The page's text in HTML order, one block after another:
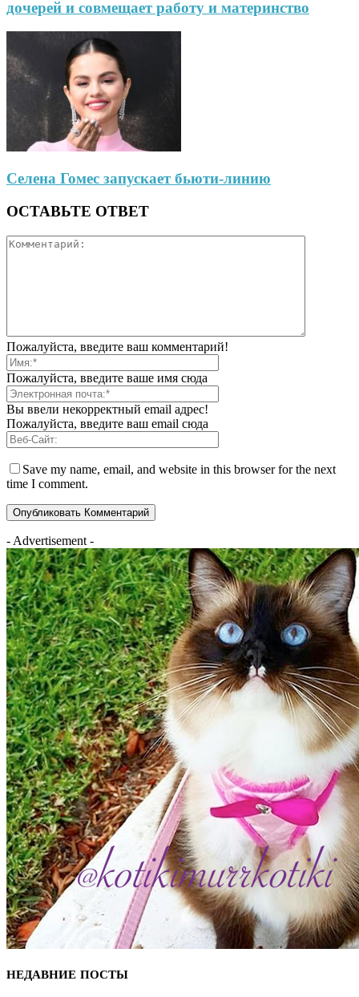
дочерей и совмещает работу и материнство
Селена Гомес запускает бьюти-линию
ОСТАВЬТЕ ОТВЕТ
Пожалуйста, введите ваш комментарий!
Пожалуйста, введите ваше имя сюда
Вы ввели некорректный email адрес!
Пожалуйста, введите ваш email сюда
Save my name, email, and website in this browser for the next
time I comment.
- Advertisement -
НЕДАВНИЕ ПОСТЫ